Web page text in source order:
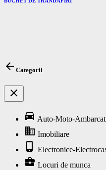
arrow_back Categorii
close
directions_car Auto-Moto-
business Imobiliare
phone_iphone Electronice-
business_center Locuri de munca